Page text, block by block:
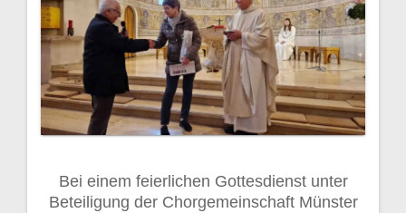
Bei einem feierlichen Gottesdienst unter
Beteiligung der Chorgemeinschaft Münster